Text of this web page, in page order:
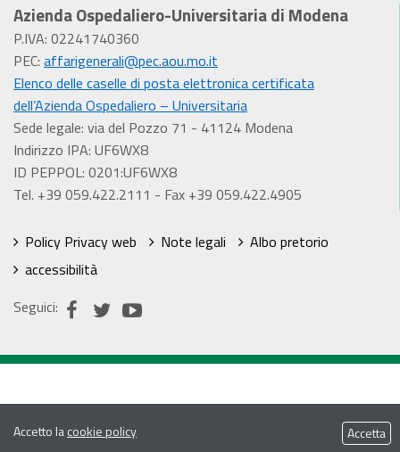
Azienda Ospedaliero-Universitaria di Modena
P.IVA: 02241740360
PEC: affarigenerali@pec.aou.mo.it
Elenco delle caselle di posta elettronica certificata
dell’Azienda Ospedaliero – Universitaria
Sede legale: via del Pozzo 71 - 41124 Modena
Indirizzo IPA: UF6WX8
ID PEPPOL: 0201:UF6WX8
Tel. +39 059.422.2111 - Fax +39 059.422.4905
Policy Privacy web Note legali
Albo pretorio
accessibilità
Seguici:
Accetto lacookie policy Accetta